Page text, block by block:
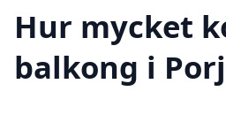
Hur mycket
balkong i